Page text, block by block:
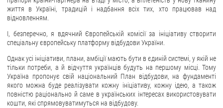
життя в Україні, традицій і надбання всіх тих, хто працював над
відновленням.
І, безперечно, я вдячний Європейській комісії за ініціативу створити
спеціальну європейську платформу відбудови України.
Однак усі ініціативи, плани, амбіції мають бути в єдиній системі, у якій не
тільки потреби, а й відчуття українців будуть на першому місці. Тому
Україна пропонує свій національний План відбудови, на фундаменті
якого можна буде реалізувати кожну ініціативу, кожну ідею, а також
повністю раціонально й саме в українських інтересах використовувати
кошти, які спрямовуватимуться на відбудову.